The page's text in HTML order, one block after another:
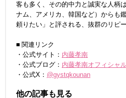
客も多く、その的中力と誠実な人柄
ナム、アメリカ、韓国など）からも
頼りたい」と評される、抜群のリピ
■ 関連リンク
・公式サイト： 内藤孝南
・公式ブログ： 内藤孝南オフィシャ
・公式X： @gystqkounan
他の記事も見る